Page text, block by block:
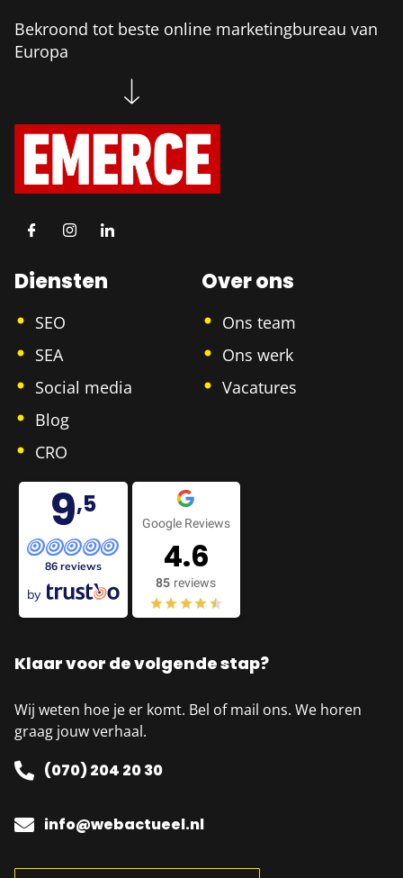
Bekroond tot beste online marketingbureau van
Europa
Diensten
SEO
SEA
Social media
Blog
CRO
9,5
86 reviews
by
Google Reviews
4.6
85 reviews
Over ons
Ons team
Ons werk
Vacatures
Klaar voor de volgende stap?
Wij weten hoe je er komt. Bel of mail ons. We horen
graag jouw verhaal.
(070) 204 20 30
info@webactueel.nl